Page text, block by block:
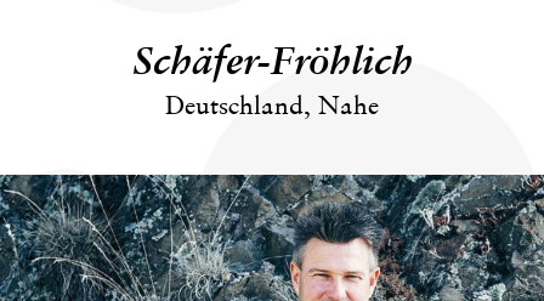
Schäfer-Fröhlich
Deutschland, Nahe
ÜBER UNS